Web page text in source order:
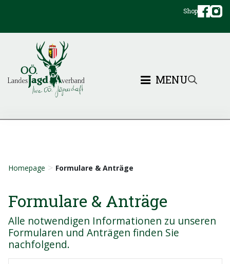
Shop
MENU
Homepage > Formulare & Anträge
Formulare & Anträge
Alle notwendigen Informationen zu unseren
Formularen und Anträgen finden Sie
nachfolgend.